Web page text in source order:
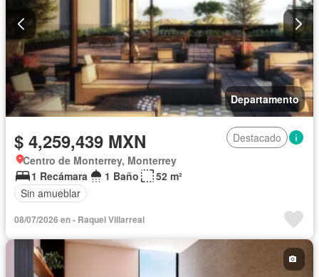
Departamento
$ 4,259,439 MXN
Destacado
Centro de Monterrey, Monterrey
1 Recámara
1 Baño
52 m²
Sin amueblar
08/07/2026 en - Raquel Villarreal